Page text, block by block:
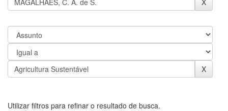
Utilizar filtros para refinar o resultado de busca.